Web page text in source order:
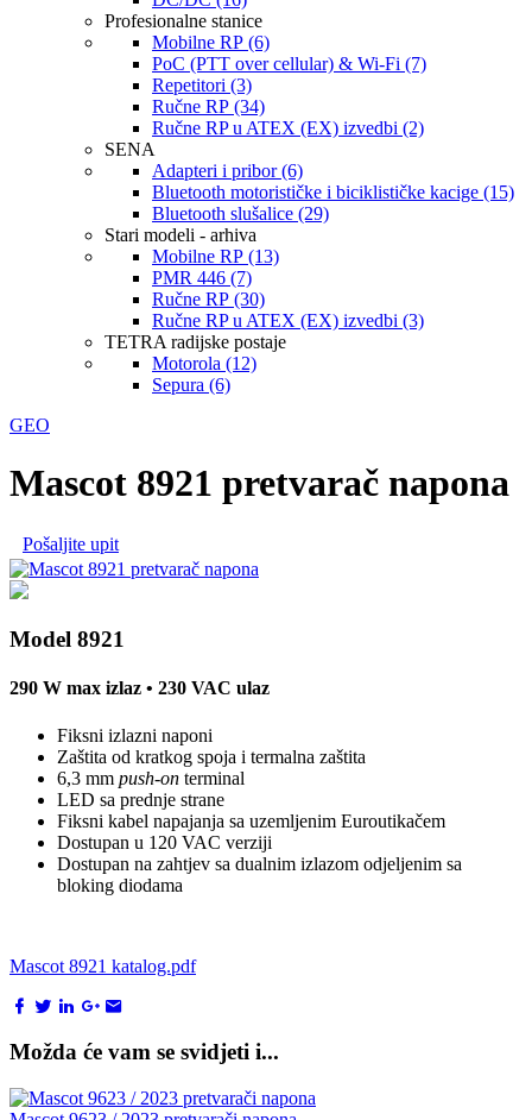
Profesionalne stanice
Mobilne RP (6)
PoC (PTT over cellular) & Wi-Fi (7)
Repetitori (3)
Ručne RP (34)
Ručne RP u ATEX (EX) izvedbi (2)
SENA
Adapteri i pribor (6)
Bluetooth motorističke i biciklističke kacige (15)
Bluetooth slušalice (29)
Stari modeli - arhiva
Mobilne RP (13)
PMR 446 (7)
Ručne RP (30)
Ručne RP u ATEX (EX) izvedbi (3)
TETRA radijske postaje
Motorola (12)
Sepura (6)
GEO
Mascot 8921 pretvarač napona
Pošaljite upit
Model 8921
290 W max izlaz • 230 VAC ulaz
Fiksni izlazni naponi
Zaštita od kratkog spoja i termalna zaštita
6,3 mm push-on terminal
LED sa prednje strane
Fiksni kabel napajanja sa uzemljenim Euroutikačem
Dostupan u 120 VAC verziji
Dostupan na zahtjev sa dualnim izlazom odjeljenim sa
bloking diodama
Mascot 8921 katalog.pdf
Možda će vam se svidjeti i...